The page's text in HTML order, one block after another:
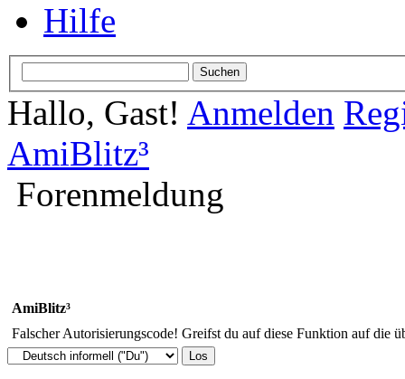
Hilfe
Hallo, Gast! Anmelden
AmiBlitz³
Forenmeldung
AmiBlitz³
Falscher Autorisierungscode! Greifst du auf diese Funktion auf die